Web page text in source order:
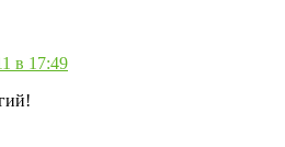
в 17:49